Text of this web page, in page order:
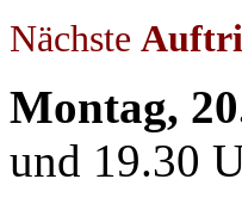
Nächste
Montag,
und 19.30